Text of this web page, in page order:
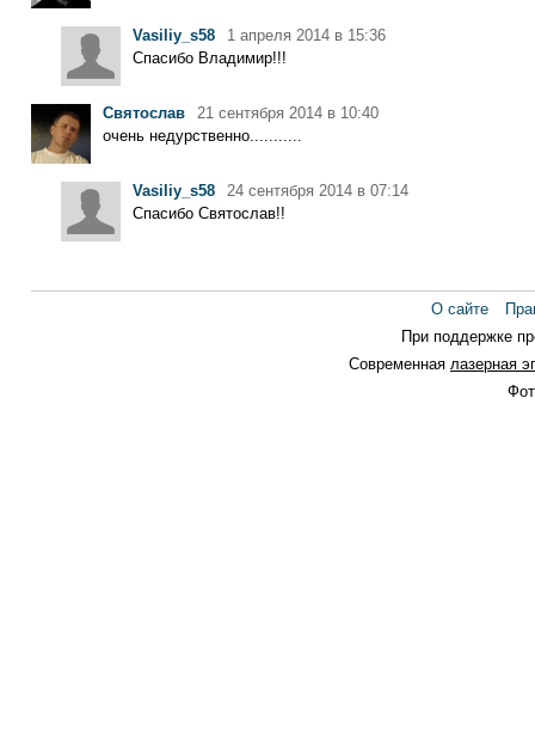
Vasiliy_s58
1 апреля 2014 в 15:36
Спасибо Владимир!!!
Святослав
21 сентября 2014 в 10:40
очень недурственно...........
Vasiliy_s58
24 сентября 2014 в 07:14
Спасибо Святослав!!
О сайте
При поддержке
Современная лазерная